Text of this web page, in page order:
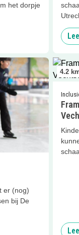
het dorpje
er (nog)
bij De
4.2
Lees